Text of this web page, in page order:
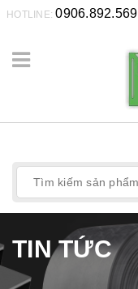
HOTLINE:0906.892.569
TIN TỨC